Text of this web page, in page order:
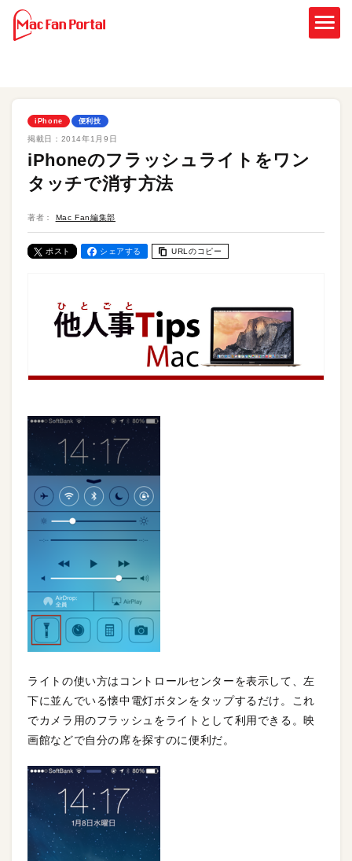
iPhone 便利技
掲載日： 2014年1月9日
iPhoneのフラッシュライトをワン
タッチで消す方法
著者： Mac Fan編集部
ポスト シェアする URLのコピー
ライトの使い方はコントロールセンターを表示して、左
下に並んでいる懐中電灯ボタンをタップするだけ。これ
でカメラ用のフラッシュをライトとして利用できる。映
画館などで自分の席を探すのに便利だ。